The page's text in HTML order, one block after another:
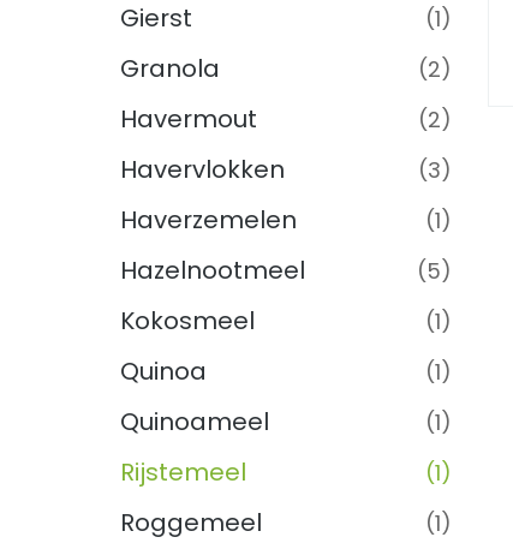
Gierst (1)
Granola (2)
Havermout (2)
Havervlokken (3)
Haverzemelen (1)
Hazelnootmeel (5)
Kokosmeel (1)
Quinoa (1)
Quinoameel (1)
Rijstemeel (1)
Roggemeel (1)